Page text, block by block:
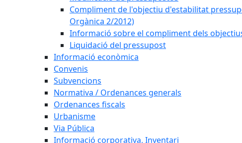
Compliment de l'objectiu d'estabilitat
Orgànica 2/2012)
Informació sobre el compliment dels
Liquidació del pressupost
Informació econòmica
Convenis
Subvencions
Normativa / Ordenances generals
Ordenances fiscals
Urbanisme
Via Pública
Informació corporativa. Inventari